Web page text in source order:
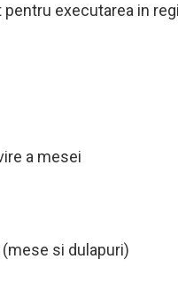
executarea in
a mesei
si dulapuri)